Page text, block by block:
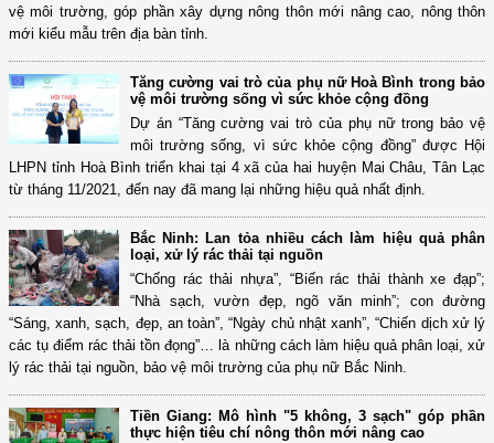
vệ môi trường, góp phần xây dựng nông thôn mới nâng cao, nông thôn
mới kiểu mẫu trên địa bàn tỉnh.
Tăng cường vai trò của phụ nữ Hoà Bình trong bảo
vệ môi trường sống vì sức khỏe cộng đồng
Dự án “Tăng cường vai trò của phụ nữ trong bảo vệ
môi trường sống, vì sức khỏe cộng đồng” được Hội
LHPN tỉnh Hoà Bình triển khai tại 4 xã của hai huyện Mai Châu, Tân Lạc
từ tháng 11/2021, đến nay đã mang lại những hiệu quả nhất định.
Bắc Ninh: Lan tỏa nhiều cách làm hiệu quả phân
loại, xử lý rác thải tại nguồn
“Chống rác thải nhựa”, “Biến rác thải thành xe đạp”;
“Nhà sạch, vườn đẹp, ngõ văn minh”; con đường
“Sáng, xanh, sạch, đẹp, an toàn”, “Ngày chủ nhật xanh”, “Chiến dịch xử lý
các tụ điểm rác thải tồn đọng”… là những cách làm hiệu quả phân loại, xử
lý rác thải tại nguồn, bảo vệ môi trường của phụ nữ Bắc Ninh.
Tiền Giang: Mô hình "5 không, 3 sạch" góp phần
thực hiện tiêu chí nông thôn mới nâng cao